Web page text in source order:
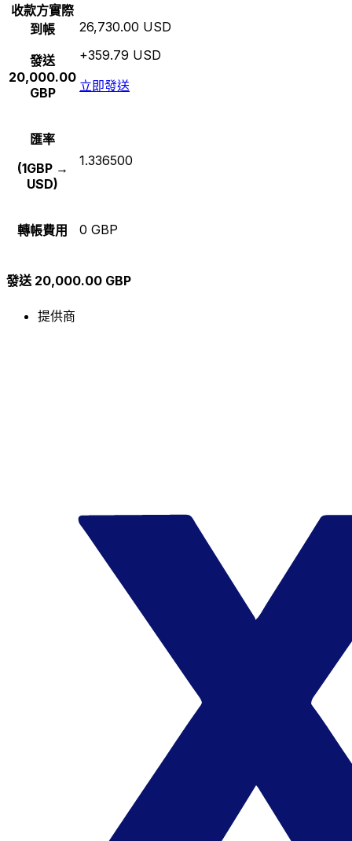
收款方實際
到帳
發送
20,000.00
GBP
26,730.00 USD
+359.79 USD
立即發送
匯率
(1GBP →
USD)
1.336500
轉帳費用 0 GBP
發送 20,000.00 GBP
提供商